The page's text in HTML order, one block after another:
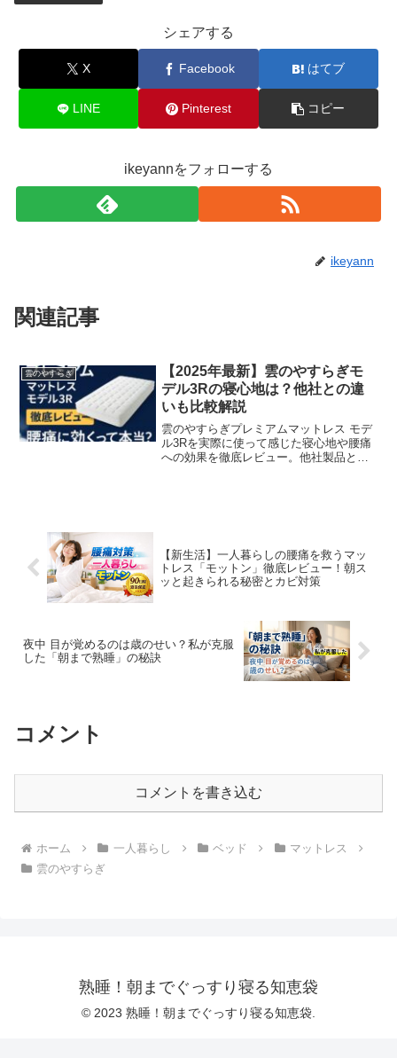
シェアする
X Facebook はてブ
LINE Pinterest コピー
ikeyannをフォローする
ikeyann
関連記事
雲のやすらぎ
【2025年最新】雲のやすらぎモ
デル3Rの寝心地は？他社との違
いも比較解説
雲のやすらぎプレミアムマットレス モデ
ル3Rを実際に使って感じた寝心地や腰痛
への効果を徹底レビュー。他社製品との
【新生活】一人暮らしの腰痛を救うマッ
トレス「モットン」徹底レビュー！朝ス
ッと起きられる秘密とカビ対策
夜中 目が覚めるのは歳のせい？私が克服
した「朝まで熟睡」の秘訣
コメント
コメントを書き込む
ホーム 一人暮らし ベッド
マットレス
雲のやすらぎ
熟睡！朝までぐっすり寝る知恵袋
© 2023 熟睡！朝までぐっすり寝る知恵袋.